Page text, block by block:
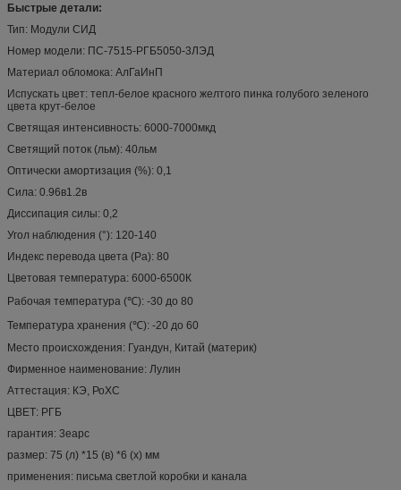
Быстрые детали:
Тип: Модули СИД
Номер модели: ПС-7515-РГБ5050-3ЛЭД
Материал обломока: АлГаИнП
Испускать цвет: тепл-белое красного желтого пинка голубого зеленого
цвета крут-белое
Светящая интенсивность: 6000-7000мкд
Светящий поток (льм): 40льм
Оптически амортизация (%): 0,1
Сила: 0.96в1.2в
Диссипация силы: 0,2
Угол наблюдения (°): 120-140
Индекс перевода цвета (Ра): 80
Цветовая температура: 6000-6500К
Рабочая температура (℃): -30 до 80
Температура хранения (℃): -20 до 60
Место происхождения: Гуандун, Китай (материк)
Фирменное наименование: Лулин
Аттестация: КЭ, РоХС
ЦВЕТ: РГБ
гарантия: 3еарс
размер: 75 (л) *15 (в) *6 (х) мм
применения: письма светлой коробки и канала